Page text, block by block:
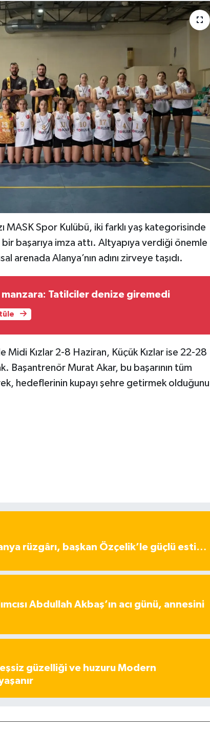
MASK Spor Kulübü, iki farklı yaş kategorisinde
başarıya imza attı. Altyapıya verdiği önemle
arenada Alanya’nın adını zirveye taşıdı.
Tatilciler denize giremedi
Midi Kızlar 2-8 Haziran, Küçük Kızlar ise 22-28
Başantrenör Murat Akar, bu başarının tüm
hedeflerinin kupayı şehre getirmek olduğunu
rüzgârı, başkan Özçelik’le güçlü esti…
Abdullah Akbaş’ın acı günü, annesini
güzelliği ve huzuru Modern